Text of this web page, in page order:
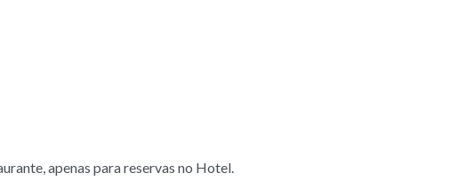
apenas para reservas no Hotel.